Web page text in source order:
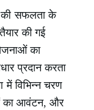
की सफलता के
की गई
का
प्रदान करता
विभिन्न चरण
का आवंटन, और